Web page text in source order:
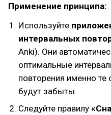
Применение принципа:
Используйте
интервальных
Anki). Они
оптимальные
повторения именно те
будут забыты.
Следуйте правилу